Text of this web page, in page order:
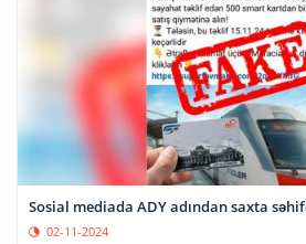
Sosial mediada ADY adından saxta
02-11-2024